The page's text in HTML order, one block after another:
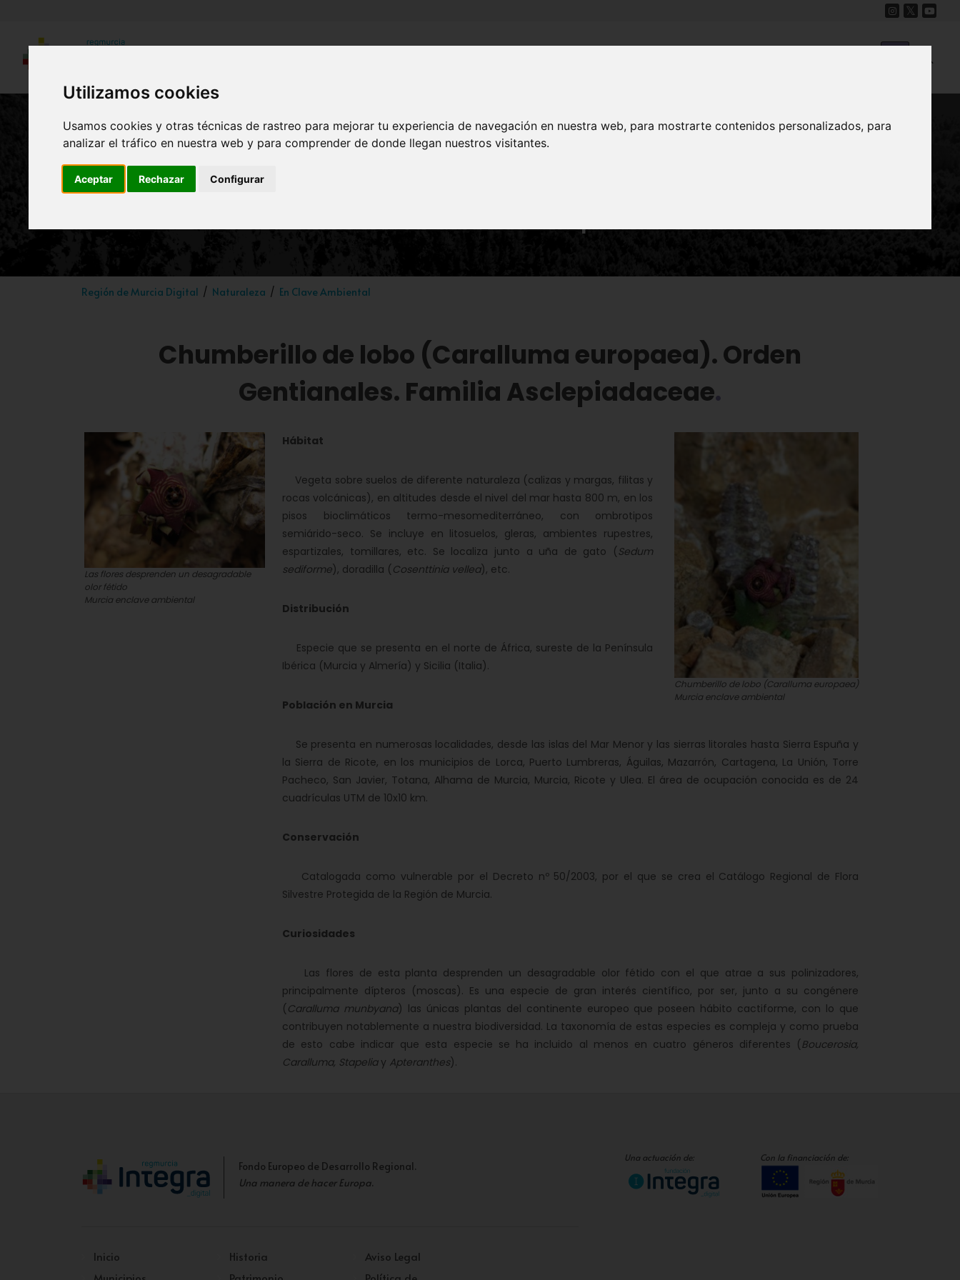
Utilizamos cookies
Usamos cookies y otras técnicas de rastreo para mejorar tu experiencia de navegación en nuestra web, para mostrarte contenidos personalizados, para
analizar el tráfico en nuestra web y para comprender de donde llegan nuestros visitantes.
Aceptar Rechazar Configurar
NATURALEZA
Chumberillo de lobo (Caralluma europaea). Orden
Región de Murcia Digital Naturaleza En Clave Ambiental
Chumberillo de lobo (Caralluma europaea). Orden
Gentianales. Familia Asclepiadaceae
Chumberillo de lobo (Caralluma europaea)
Murcia enclave ambiental
Hábitat
Vegeta sobre suelos de diferente naturaleza (calizas y margas, filitas y
rocas volcánicas), en altitudes desde el nivel del mar hasta 800 m, en los
pisos bioclimáticos termo-mesomediterráneo, con ombrotipos
semiárido-seco. Se incluye en litosuelos, gleras, ambientes rupestres,
espartizales, tomillares, etc. Se localiza junto a uña de gato ( Sedum
sediforme), doradilla ( Cosenttinia vellea), etc.
Distribución
Especie que se presenta en el norte de África, sureste de la Península
Ibérica (Murcia y Almería) y Sicilia (Italia).
Población en Murcia
Se presenta en numerosas localidades, desde las islas del Mar Menor y las sierras litorales hasta Sierra Espuña y
la Sierra de Ricote, en los municipios de Lorca, Puerto Lumbreras, Águilas, Mazarrón, Cartagena, La Unión, Torre
Pacheco, San Javier, Totana, Alhama de Murcia, Murcia, Ricote y Ulea. El área de ocupación conocida es de 24
cuadrículas UTM de 10x10 km.
Conservación
Catalogada como vulnerable por el Decreto nº 50/2003, por el que se crea el Catálogo Regional de Flora
Silvestre Protegida de la Región de Murcia.
Curiosidades
Las flores de esta planta desprenden un desagradable olor fétido con el que atrae a sus polinizadores,
principalmente dípteros (moscas). Es una especie de gran interés científico, por ser, junto a su congénere
( Caralluma munbyana) las únicas plantas del continente europeo que poseen hábito cactiforme, con lo que
contribuyen notablemente a nuestra biodiversidad. La taxonomía de estas especies es compleja y como prueba
de esto cabe indicar que esta especie se ha incluido al menos en cuatro géneros diferentes (Boucerosia,
Caralluma, Stapeliay Apteranthes).
Las flores desprenden un desagradable
olor fétido
Murcia enclave ambiental
Fondo Europeo de Desarrollo Regional.
Una manera de hacer Europa.
Inicio
Historia
Aviso Legal
Una actuación de: Con la financiación de: